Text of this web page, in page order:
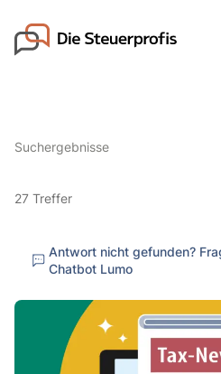
content
Go to landing page.
Suchergebnisse
27 Treffer
Antwort nicht gefunden?
Chatbot Lumo